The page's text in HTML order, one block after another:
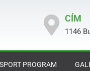
CÍM
1146
PROGRAM